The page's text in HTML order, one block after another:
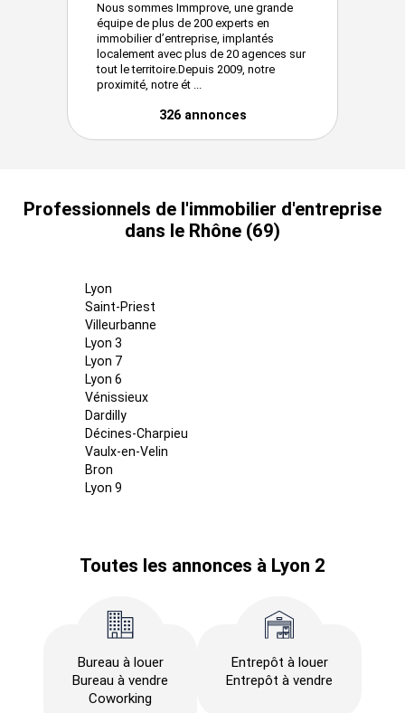
Nous sommes Immprove, une grande
équipe de plus de 200 experts en
immobilier d’entreprise, implantés
localement avec plus de 20 agences sur
tout le territoire.Depuis 2009, notre
proximité, notre ét ...
326 annonces
Professionnels de l'immobilier d'entreprise
dans le Rhône (69)
Lyon
Saint-Priest
Villeurbanne
Lyon 3
Lyon 7
Lyon 6
Vénissieux
Dardilly
Décines-Charpieu
Vaulx-en-Velin
Bron
Lyon 9
Toutes les annonces à Lyon 2
Bureau à louer
Bureau à vendre
Coworking
Entrepôt à louer
Entrepôt à vendre